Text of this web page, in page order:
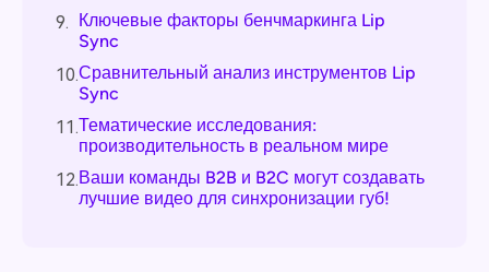
9. Ключевые факторы бенчмаркинга Lip
Sync
10.Сравнительный анализ инструментов Lip
Sync
11.Тематические исследования:
производительность в реальном мире
12.Ваши команды B2B и B2C могут создавать
лучшие видео для синхронизации губ!